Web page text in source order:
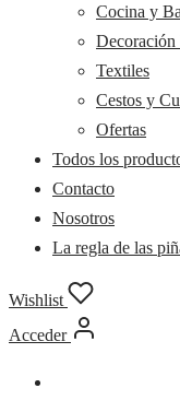
Cocina y
Decoración
Textiles
Cestos y
Ofertas
Todos los
Contacto
Nosotros
La regla de las
Wishlist
Acceder